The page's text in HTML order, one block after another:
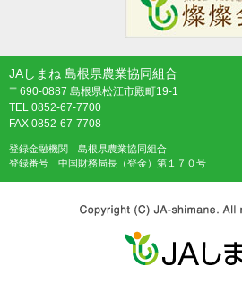
JAしまね 島根県農業協同組合
〒690-0887 島根県松江市殿町19-1
TEL 0852-67-7700
FAX 0852-67-7708
登録金融機関 島根県農業協同組合
登録番号 中国財務局長（登金）第１７０号